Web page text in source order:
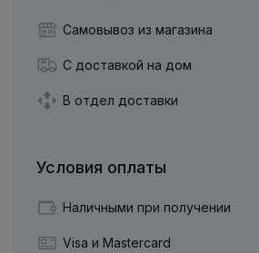
Самовывоз из магазина
С доставкой на дом
В отдел доставки
Условия оплаты
Наличными при получении
Visa и Mastercard